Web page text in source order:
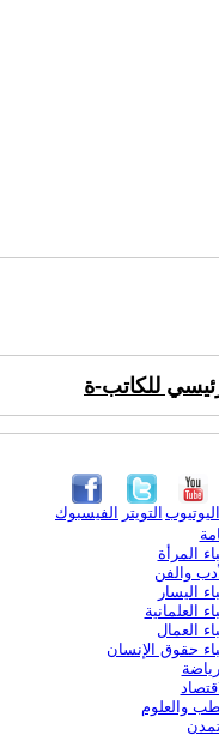
للكاتب-ة
الفيسبوك التويتر اليوتيوب
المرأة
والفن
اليسار
العلمانية
العمال
حقوق الإنسان
والعلوم